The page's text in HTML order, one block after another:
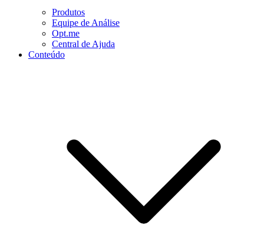
Produtos
Equipe de Análise
Opt.me
Central de Ajuda
Conteúdo